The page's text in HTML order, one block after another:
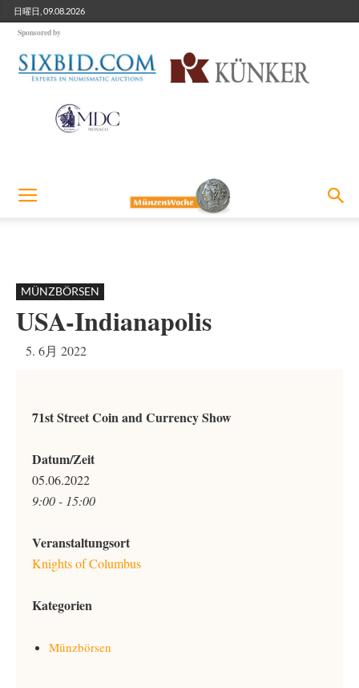
日曜日, 09.08.2026
Sponsored by
MÜNZBÖRSEN
USA-Indianapolis
5. 6月 2022
71st Street Coin and Currency Show
Datum/Zeit
05.06.2022
9:00 - 15:00
Veranstaltungsort
Knights of Columbus
Kategorien
Münzbörsen